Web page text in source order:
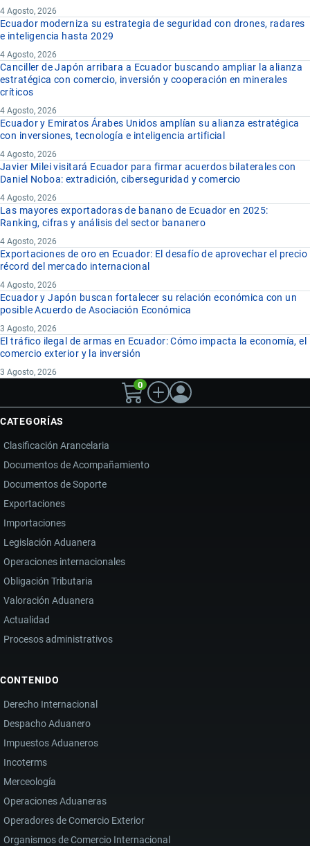
4 Agosto, 2026
Ecuador moderniza su estrategia de seguridad con drones, radares
e inteligencia hasta 2029
4 Agosto, 2026
Canciller de Japón arribara a Ecuador buscando ampliar la alianza
estratégica con comercio, inversión y cooperación en minerales
críticos
4 Agosto, 2026
Ecuador y Emiratos Árabes Unidos amplían su alianza estratégica
con inversiones, tecnología e inteligencia artificial
4 Agosto, 2026
Javier Milei visitará Ecuador para firmar acuerdos bilaterales con
Daniel Noboa: extradición, ciberseguridad y comercio
4 Agosto, 2026
Las mayores exportadoras de banano de Ecuador en 2025:
Ranking, cifras y análisis del sector bananero
4 Agosto, 2026
Exportaciones de oro en Ecuador: El desafío de aprovechar el precio
récord del mercado internacional
4 Agosto, 2026
Ecuador y Japón buscan fortalecer su relación económica con un
posible Acuerdo de Asociación Económica
3 Agosto, 2026
El tráfico ilegal de armas en Ecuador: Cómo impacta la economía, el
comercio exterior y la inversión
3 Agosto, 2026
0
CATEGORÍAS
Clasificación Arancelaria
Documentos de Acompañamiento
Documentos de Soporte
Exportaciones
Importaciones
Legislación Aduanera
Operaciones internacionales
Obligación Tributaria
Valoración Aduanera
Actualidad
Procesos administrativos
CONTENIDO
Derecho Internacional
Despacho Aduanero
Impuestos Aduaneros
Incoterms
Merceología
Operaciones Aduaneras
Operadores de Comercio Exterior
Organismos de Comercio Internacional